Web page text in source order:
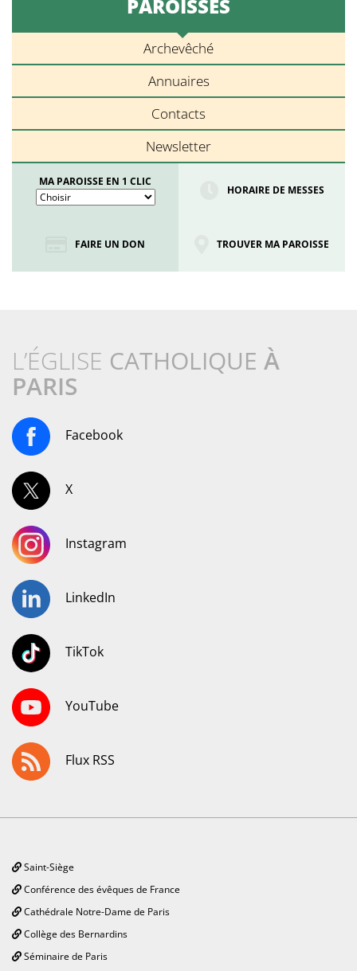
PAROISSES
Archevêché
Annuaires
Contacts
Newsletter
MA PAROISSE EN 1 CLIC
HORAIRE DE MESSES
FAIRE UN DON TROUVER MA PAROISSE
L’ÉGLISE CATHOLIQUE À
PARIS
Facebook
X
Instagram
LinkedIn
TikTok
YouTube
Flux RSS
Saint-Siège
Conférence des évêques de France
Cathédrale Notre-Dame de Paris
Collège des Bernardins
Séminaire de Paris